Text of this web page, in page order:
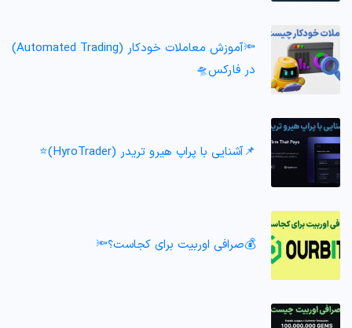
🔦آموزش معاملات خودکار (Automated Trading)
در فارکس🛸
📌آشنایی با پراپ هیرو تریدر (HyroTrader)⭐️
💰صرافی اوربیت برای کجاست؟🔦